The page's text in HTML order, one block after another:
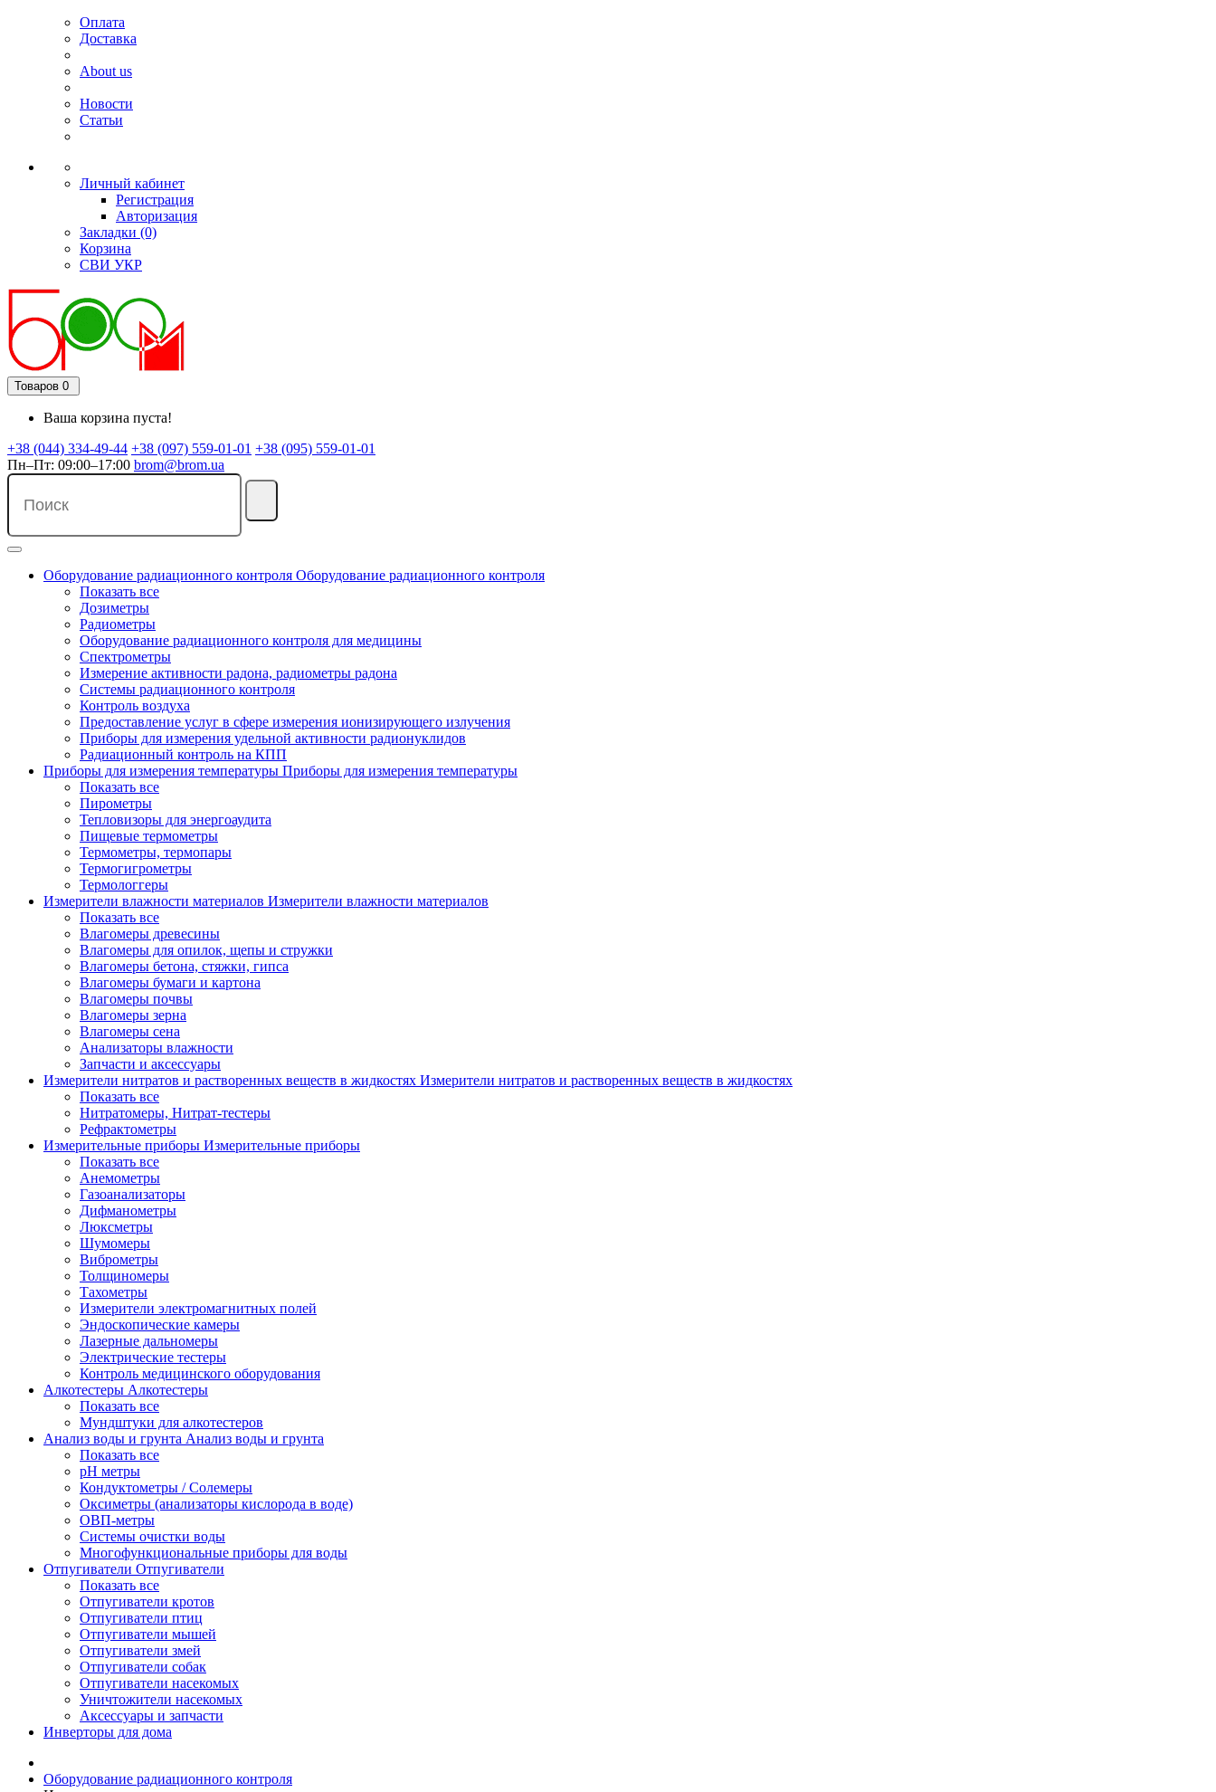
Оплата
Доставка
About us
Новости
Статьи
Личный кабинет
Регистрация
Авторизация
Закладки (0)
Корзина
СВИ УКР
Товаров 0
Ваша корзина пуста!
+38 (044) 334-49-44 +38 (097) 559-01-01 +38 (095) 559-01-01
Пн–Пт: 09:00–17:00 brom@brom.ua
Оборудование радиационного контроля Оборудование радиационного контроля
Показать все
Дозиметры
Радиометры
Оборудование радиационного контроля для медицины
Спектрометры
Измерение активности радона, радиометры радона
Системы радиационного контроля
Контроль воздуха
Предоставление услуг в сфере измерения ионизирующего излучения
Приборы для измерения удельной активности радионуклидов
Радиационный контроль на КПП
Приборы для измерения температуры Приборы для измерения температуры
Показать все
Пирометры
Тепловизоры для энергоаудита
Пищевые термометры
Термометры, термопары
Термогигрометры
Термологгеры
Измерители влажности материалов Измерители влажности материалов
Показать все
Влагомеры древесины
Влагомеры для опилок, щепы и стружки
Влагомеры бетона, стяжки, гипса
Влагомеры бумаги и картона
Влагомеры почвы
Влагомеры зерна
Влагомеры сена
Анализаторы влажности
Запчасти и аксессуары
Измерители нитратов и растворенных веществ в жидкостях Измерители нитратов и растворенных веществ в жидкостях
Показать все
Нитратомеры, Нитрат-тестеры
Рефрактометры
Измерительные приборы Измерительные приборы
Показать все
Анемометры
Газоанализаторы
Дифманометры
Люксметры
Шумомеры
Виброметры
Толщиномеры
Тахометры
Измерители электромагнитных полей
Эндоскопические камеры
Лазерные дальномеры
Электрические тестеры
Контроль медицинского оборудования
Алкотестеры Алкотестеры
Показать все
Мундштуки для алкотестеров
Анализ воды и грунта Анализ воды и грунта
Показать все
pH метры
Кондуктометры / Солемеры
Оксиметры (анализаторы кислорода в воде)
ОВП-метры
Системы очистки воды
Многофункциональные приборы для воды
Отпугиватели Отпугиватели
Показать все
Отпугиватели кротов
Отпугиватели птиц
Отпугиватели мышей
Отпугиватели змей
Отпугиватели собак
Отпугиватели насекомых
Уничтожители насекомых
Аксессуары и запчасти
Инверторы для дома
Оборудование радиационного контроля